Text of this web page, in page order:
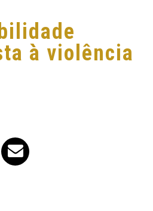
à violência